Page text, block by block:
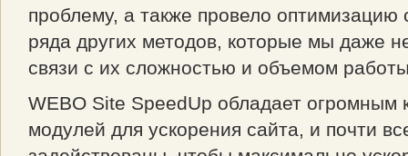
проблему, а также провело
ряда других методов, которые мы даже
связи с их сложностью и объемом
WEBO Site SpeedUp обладает огромным
модулей для ускорения сайта, и почти